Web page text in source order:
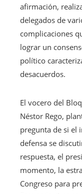
afirmación,
delegados de
complicaciones
lograr un
político
desacuerdos.
El vocero del
Néstor Rego,
pregunta de si el
defensa se
respuesta, el
momento, la
Congreso para